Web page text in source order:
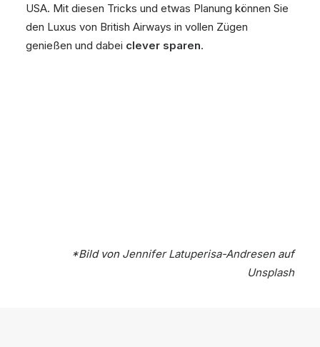
USA. Mit diesen Tricks und etwas Planung können Sie
den Luxus von British Airways in vollen Zügen
genießen und dabei clever sparen.
*Bild von Jennifer Latuperisa-Andresenauf
Unsplash